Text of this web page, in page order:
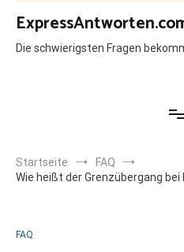
Zum
Inhalt
springen
Die schwierigsten Fragen
Startseite
FAQ
Wie heißt der Grenzübergang bei
FAQ